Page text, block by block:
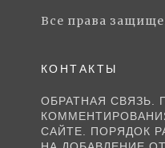
Все права
КОНТАКТЫ
ОБРАТНАЯ СВЯЗЬ.
САЙТЕ. ПОРЯДОК